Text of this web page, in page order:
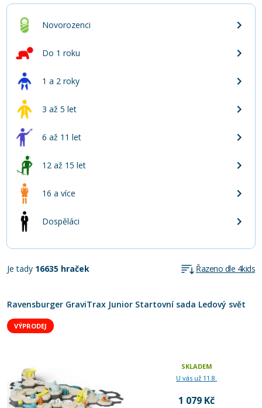
Novorozenci
Do 1 roku
1 a 2 roky
3 až 5 let
6 až 11 let
12 až 15 let
16 a více
Dospěláci
Je tady 16635 hraček Řazeno dle 4kids
Ravensburger GraviTrax Junior Startovní sada Ledový svět
VÝPRODEJ
SKLADEM
U vás už 11.8.
1 079 Kč